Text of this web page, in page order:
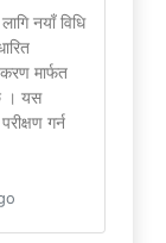
नयाँ विधि
मार्फत
। यस
गर्न